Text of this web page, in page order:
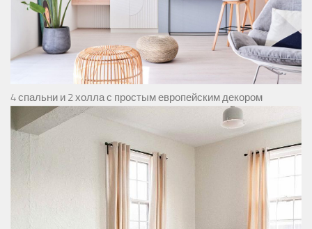
4 спальни и 2 холла с простым европейским декором